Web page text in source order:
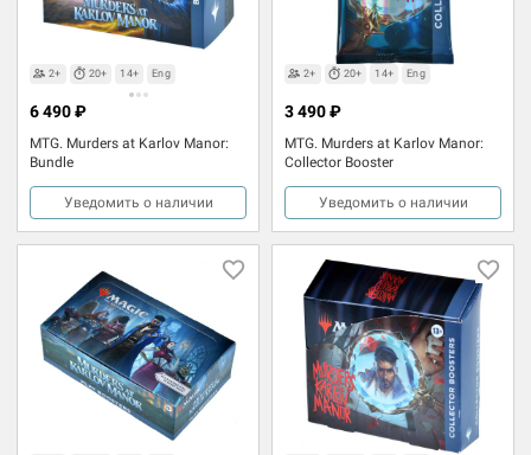
2+ 20+ 14+ Eng
MTG. Murders at Karlov Manor:
Bundle
6 490 ₽
Уведомить о наличии
2+ 20+ 14+ Eng
MTG. Murders at Karlov Manor:
Collector Booster
3 490 ₽
Уведомить о наличии